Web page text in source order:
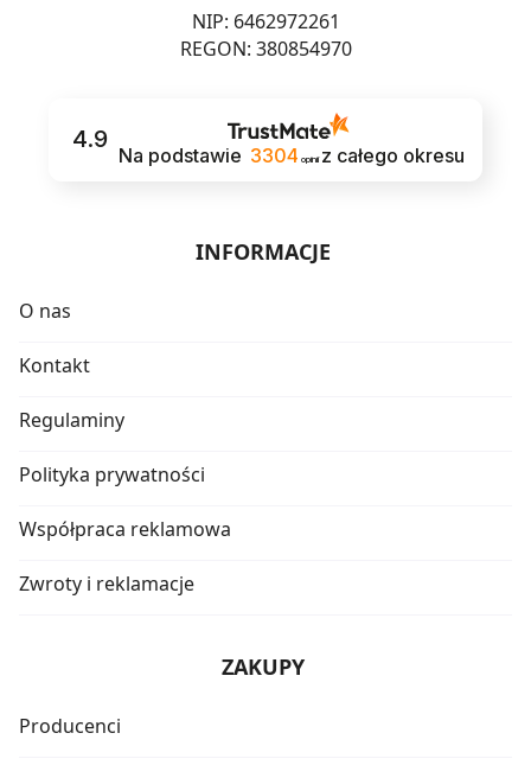
NIP: 6462972261
REGON: 380854970
4.9
Na podstawie 3304 opinii z całego okresu
INFORMACJE
O nas
Kontakt
Regulaminy
Polityka prywatności
Współpraca reklamowa
Zwroty i reklamacje
ZAKUPY
Producenci